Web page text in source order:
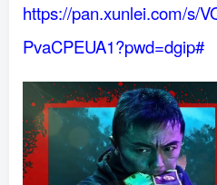
https://pan.xunlei.com/s/
PvaCPEUA1?pwd=dgip#